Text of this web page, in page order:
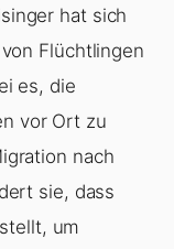
hat sich
Flüchtlingen
es, die
vor Ort zu
nach
sie, dass
um